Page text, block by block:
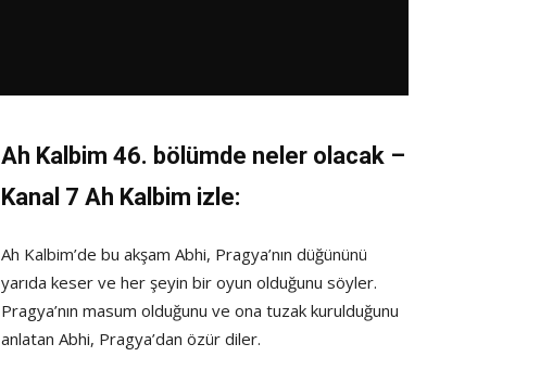
Ah Kalbim 46. bölümde neler olacak –
Kanal 7 Ah Kalbim izle:
Ah Kalbim’de bu akşam Abhi, Pragya’nın düğününü
yarıda keser ve her şeyin bir oyun olduğunu söyler.
Pragya’nın masum olduğunu ve ona tuzak kurulduğunu
anlatan Abhi, Pragya’dan özür diler.